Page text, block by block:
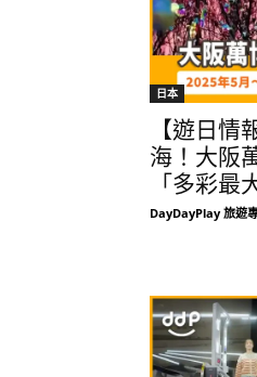
日本
【遊日情
海！大阪
「多彩最
DayDayPlay 旅遊